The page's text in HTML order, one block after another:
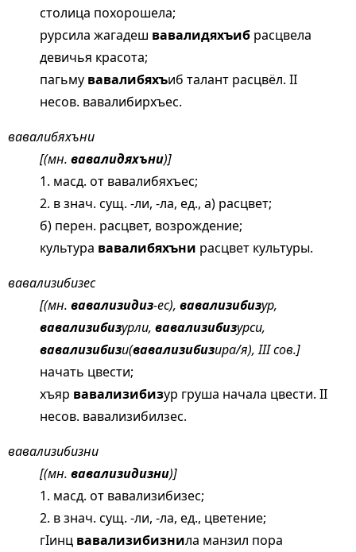
столица похорошела;
рурсила жагадеш вавалидяхъиб расцвела
девичья красота;
пагьму вавалибяхъиб талант расцвёл. II
несов. вавалибирхъес.
вавалибяхъни
[(мн. вавалидяхъни)]
1. масд. от вавалибяхъес;
2. в знач. сущ. -ли, -ла, ед., а) расцвет;
б) перен. расцвет, возрождение;
культура вавалибяхъни расцвет культуры.
вавализибизес
[(мн. вавализидиз-ес), вавализибизур,
вавализибизурли, вавализибизурси,
вавализибизи(вавализибизира/я), III сов.]
начать цвести;
хъяр вавализибизур груша начала цвести. II
несов. вавализибилзес.
вавализибизни
[(мн. вавализидизни)]
1. масд. от вавализибизес;
2. в знач. сущ. -ли, -ла, ед., цветение;
гIинц вавализибизнила манзил пора